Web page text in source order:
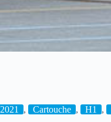
2021 , Cartouche , H1 ,